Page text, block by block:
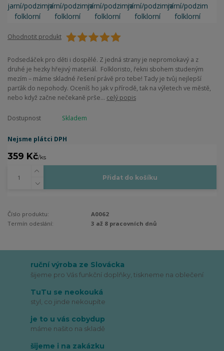
Ohodnotit produkt
Podsedáček pro děti i dospělé. Z jedná strany je nepromokavý a z
druhé je hezky hřejivý materiál. Folkloristo, řekni sbohem studeným
mezím – máme skladné řešení právě pro tebe! Tady je tvůj nejlepší
parťák do nepohody. Oceníš ho jak v přírodě, tak na výletech ve městě,
nebo když začne nečekaně prše... celý popis
Dostupnost Skladem
Nejsme plátci DPH
359 Kč/ks
Přidat do košíku
Číslo produktu:
A0062
Termín odeslání:
3 až 8 pracovních dnů
ruční výroba ze Slovácka
šijeme pro Vás funkční doplňky, tiskneme na oblečení
TuTu se neokouká
styl, co jinde nekoupíte
je to u vás cobydup
máme našito na skladě
šijeme i na zakázku